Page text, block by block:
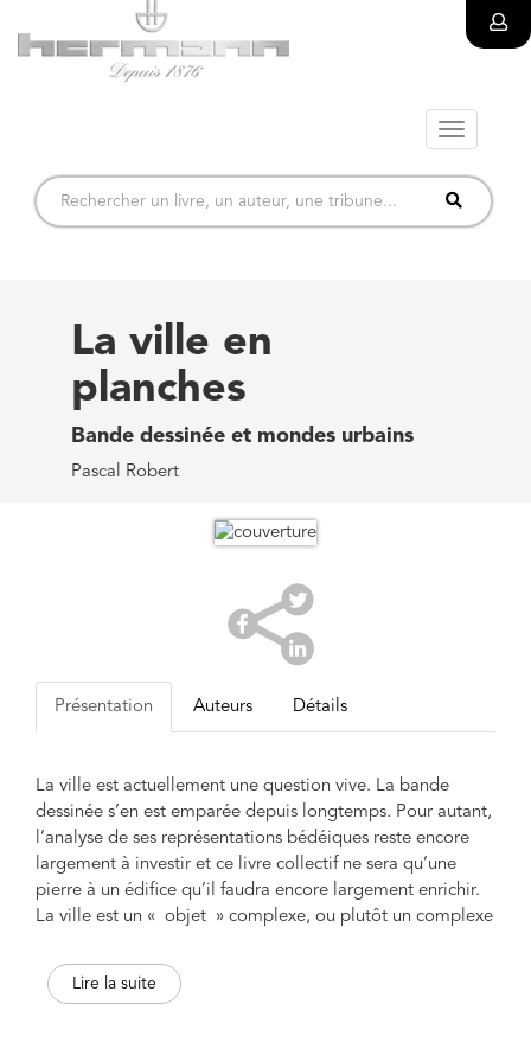
Toggle
La ville en
planches
Bande dessinée et mondes urbains
Pascal Robert
Présentation Auteurs Détails
La ville est actuellement une question vive. La bande
dessinée s’en est emparée depuis longtemps. Pour autant,
l’analyse de ses représentations bédéiques reste encore
largement à investir et ce livre collectif ne sera qu’une
pierre à un édifice qu’il faudra encore largement enrichir.
La ville est un « objet » complexe, ou plutôt un complexe
bande dessinée, justement, en offre, si on accepte de la
regarder avec attention, des objets inattendus comme
Lire la suite